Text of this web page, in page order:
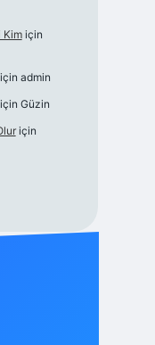
Kimiçin
için admin
için Güzin
için